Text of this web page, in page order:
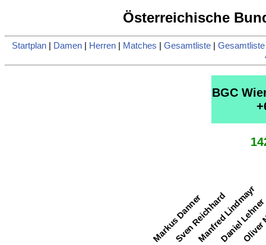
Österreichische
Startplan| Damen| Herren| Matches Gesamtliste|
BGC
Markus Danner
Sven Reichhard
Manfred Lindmayr
Daniel Lehner